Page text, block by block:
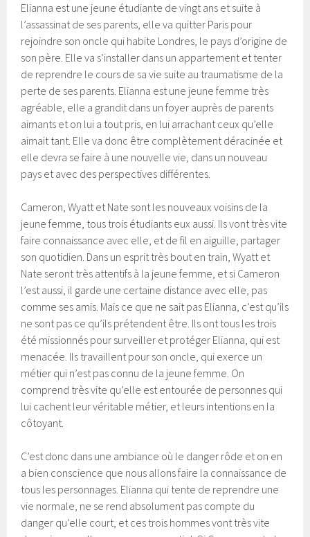
Elianna est une jeune étudiante de vingt ans et suite à
l’assassinat de ses parents, elle va quitter Paris pour
rejoindre son oncle qui habite Londres, le pays d’origine de
son père. Elle va s’installer dans un appartement et tenter
de reprendre le cours de sa vie suite au traumatisme de la
perte de ses parents. Elianna est une jeune femme très
agréable, elle a grandit dans un foyer auprès de parents
aimants et on lui a tout pris, en lui arrachant ceux qu’elle
aimait tant. Elle va donc être complètement déracinée et
elle devra se faire à une nouvelle vie, dans un nouveau
pays et avec des perspectives différentes.
Cameron, Wyatt et Nate sont les nouveaux voisins de la
jeune femme, tous trois étudiants eux aussi. Ils vont très vite
faire connaissance avec elle, et de fil en aiguille, partager
son quotidien. Dans un esprit très bout en train, Wyatt et
Nate seront très attentifs à la jeune femme, et si Cameron
l’est aussi, il garde une certaine distance avec elle, pas
comme ses amis. Mais ce que ne sait pas Elianna, c’est qu’ils
ne sont pas ce qu’ils prétendent être. Ils ont tous les trois
été missionnés pour surveiller et protéger Elianna, qui est
menacée. Ils travaillent pour son oncle, qui exerce un
métier qui n’est pas connu de la jeune femme. On
comprend très vite qu’elle est entourée de personnes qui
lui cachent leur véritable métier, et leurs intentions en la
côtoyant.
C’est donc dans une ambiance où le danger rôde et on en
a bien conscience que nous allons faire la connaissance de
tous les personnages. Elianna qui tente de reprendre une
vie normale, ne se rend absolument pas compte du
danger qu’elle court, et ces trois hommes vont très vite